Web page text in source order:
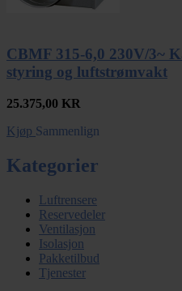
CBMF 315-6,0 230V/3~
styring og luftstrømvakt
25.375,00 KR
Kjøp Sammenlign
Kategorier
Luftrensere
Reservedeler
Ventilasjon
Isolasjon
Pakketilbud
Tjenester